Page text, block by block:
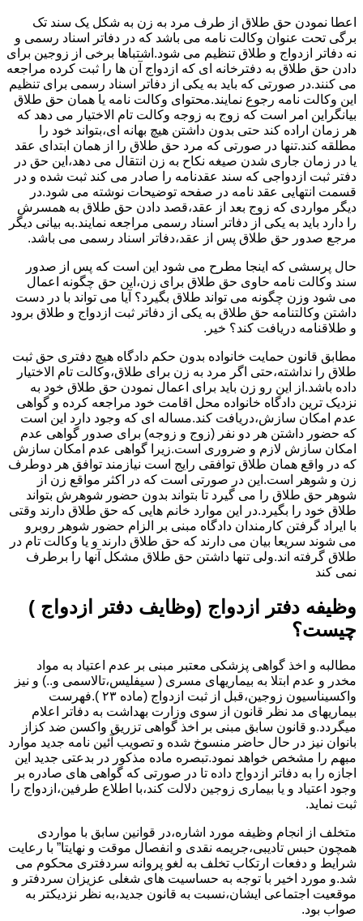
اعطا نمودن حق طلاق از طرف مرد به زن به شکل یک سند تک
برگی تحت عنوان وکالت نامه می باشد که در دفاتر اسناد رسمی و
نه دفاتر ازدواج و طلاق تنظیم می شود.اشتباها برخی از زوجین برای
دادن حق طلاق به دفترخانه ای که ازدواج آن ها را ثبت کرده مراجعه
می کنند.در صورتی که باید به یکی از دفاتر اسناد رسمی برای تنظیم
این وکالت نامه رجوع نمایند.محتوای وکالت نامه یا همان حق طلاق
بیانگراین امر است که زوج به زوجه وکالت تام الاختیار می دهد که
هر زمان اراده کند حتی بدون داشتن هیچ بهانه ای،بتواند خود را
مطلقه کند.تنها در صورتی که مرد حق طلاق را از همان ابتدای عقد
یا در زمان جاری شدن صیغه نکاح به زن انتقال می دهد،این حق در
دفتر ثبت ازدواجی که سند عقدنامه را صادر می کند ثبت شده و در
قسمت انتهایی عقد نامه در صفحه توضیحات نوشته می شود.در
دیگر مواردی که زوج بعد از عقد،قصد دادن حق طلاق به همسرش
را دارد باید به یکی از دفاتر اسناد رسمی مراجعه نمایند.به بیانی دیگر
مرجع صدور حق طلاق پس از عقد،دفاتر اسناد رسمی می باشد.
حال پرسشی که اینجا مطرح می شود این است که پس از صدور
سند وکالت نامه حاوی حق طلاق برای زن،این حق چگونه اعمال
می شود وزن چگونه می تواند طلاق بگیرد؟ آیا می تواند با در دست
داشتن وکالتنامه حق طلاق به یکی از دفاتر ثبت ازدواج و طلاق برود
و طلاقنامه دریافت کند؟ خیر.
مطابق قانون حمایت خانواده بدون حکم دادگاه هیچ دفتری حق ثبت
طلاق را نداشته،حتی اگر مرد به زن برای طلاق،وکالت تام الاختیار
داده باشد.از این رو زن باید برای اعمال نمودن حق طلاق خود به
نزدیک ترین دادگاه خانواده محل اقامت خود مراجعه کرده و گواهی
عدم امکان سازش،دریافت کند.مساله ای که وجود دارد این است
که حضور داشتن هر دو نفر (زوج و زوجه) برای صدور گواهی عدم
امکان سازش لازم و ضروری است.زیرا گواهی عدم امکان سازش
که در واقع همان طلاق توافقی رایج است نیازمند توافق هر دوطرف
زن و شوهر است.این در صورتی است که در اکثر مواقع زن از
شوهر حق طلاق را می گیرد تا بتواند بدون حضور شوهرش بتواند
طلاق خود را بگیرد.در این موارد خانم هایی که حق طلاق دارند وقتی
با ایراد گرفتن کارمندان دادگاه مبنی بر الزام حضور شوهر روبرو
می شوند سریعا بیان می دارند که حق طلاق دارند و یا وکالت تام در
طلاق گرفته اند.ولی تنها داشتن حق طلاق مشکل آنها را برطرف
نمی کند
وظیفه دفتر ازدواج (وظایف دفتر ازدواج )
چیست؟
مطالبه و اخذ گواهی پزشکی معتبر مبنی بر عدم اعتیاد به مواد
مخدر و عدم ابتلا به بیماریهای مسری ( سیفلیس،تالاسمی و..) و نیز
واکسیناسیون زوجین،قبل از ثبت ازدواج (ماده ۲۳ ).فهرست
بیماریهای مد نظر قانون از سوی وزارت بهداشت به دفاتر اعلام
میگردد.و قانون سابق مبنی بر اخذ گواهی تزریق واکسن ضد کزاز
بانوان نیز در حال حاضر منسوخ شده و تصویب آئین نامه جدید موارد
مبهم را مشخص خواهد نمود.تبصره ماده مذکور در بدعتی جدید این
اجازه را به دفاتر ازدواج داده تا در صورتی که گواهی های صادره بر
وجود اعتیاد و یا بیماری زوجین دلالت کند،با اطلاع طرفین،ازدواج را
ثبت نماید.
متخلف از انجام وظیفه مورد اشاره،در قوانین سابق با مواردی
همچون حبس تادیبی،جریمه نقدی و انفصال موقت و نهایتا” با رعایت
شرایط و دفعات ارتکاب تخلف به لغو پروانه سردفتری محکوم می
شد.و مورد اخیر با توجه به حساسیت های شغلی عزیزان سردفتر و
موقعیت اجتماعی ایشان،نسبت به قانون جدید،به نظر نزدیکتر به
صواب بود.